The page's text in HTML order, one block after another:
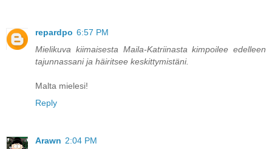
repardpo 6:57 PM
Mielikuva kiimaisesta Maila-Katriinasta kimpoilee edelleen
tajunnassani ja häiritsee keskittymistäni.
Malta mielesi!
Reply
Arawn 2:04 PM